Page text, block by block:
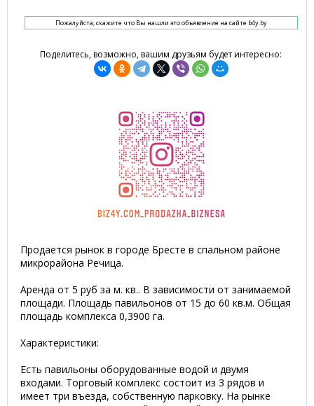
Пожалуйста, скажите что Вы нашли это объявление на сайте b4y.by
Поделитесь, возможно, вашим друзьям будет интересно:
Продается рынок в городе Бресте в спальном районе
микрорайона Речица.
Аренда от 5 руб за м. кв.. В зависимости от занимаемой
площади. Площадь павильонов от 15 до 60 кв.м. Общая
площадь комплекса 0,3900 га.
Характеристики:
Есть павильоны оборудованные водой и двумя
входами. Торговый комплекс состоит из 3 рядов и
имеет три въезда, собственную парковку. На рынке